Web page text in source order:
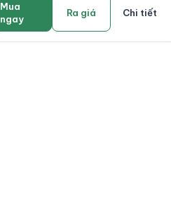
Mua
ngay
Ra giá Chi tiết